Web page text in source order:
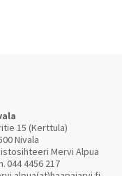
15 (Kerttula)
Nivala
Mervi Alpua
044 4456 217